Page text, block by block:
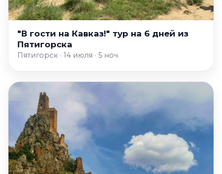
"В гости на Кавказ!" тур на 6 дней из
Пятигорска
Пятигорск · 14 июля · 5 ноч.